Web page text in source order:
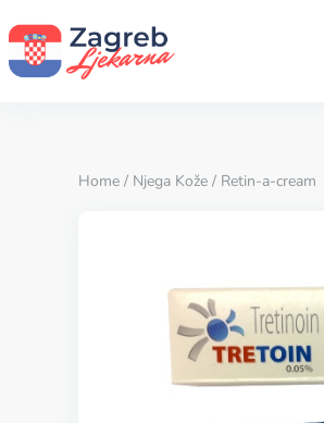
Home / Njega Kože / Retin-a-cream